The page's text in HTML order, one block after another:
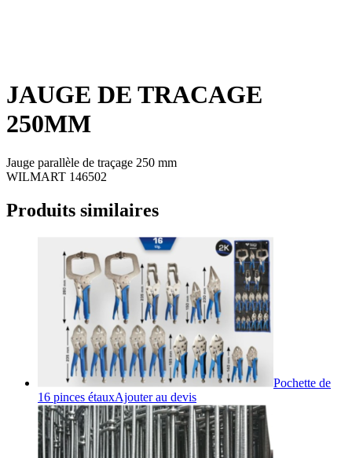
JAUGE DE TRACAGE
250MM
Jauge parallèle de traçage 250 mm
WILMART 146502
Produits similaires
Pochette de
16 pinces étauxAjouter au devis